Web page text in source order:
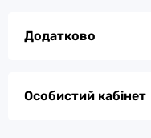
Додатково
Особистий кабінет